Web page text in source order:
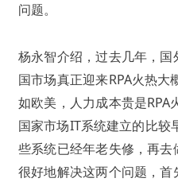
问题。
杨永智介绍，过去几年，国
国市场真正迎来RPA火热
如欧美，人力成本贵是RPA
国家市场IT系统建立的比较
些系统已经年老失修，再去
很好地解决这两个问题，首